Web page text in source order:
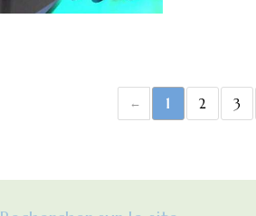
1 2 3